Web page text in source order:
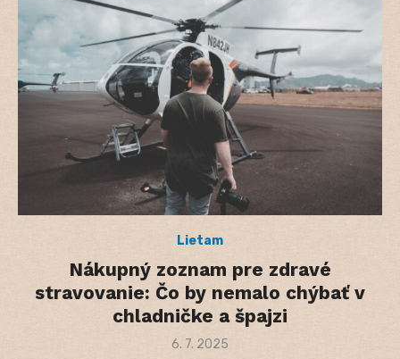
Lietam
Nákupný zoznam pre zdravé
stravovanie: Čo by nemalo chýbať v
chladničke a špajzi
Posted
6. 7. 2025